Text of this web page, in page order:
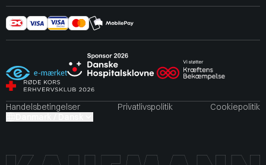
Handelsbetingelser Privatlivspolitik
Cookiepolitik